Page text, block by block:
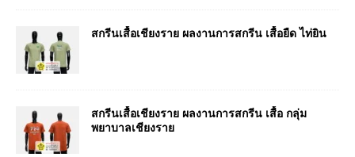
สกรีนเสื้อเชียงราย ผลงานการสกรีน เสื้อยืด ไท่ยิน
สกรีนเสื้อเชียงราย ผลงานการสกรีน เสื้อ กลุ่ม
พยาบาลเชียงราย